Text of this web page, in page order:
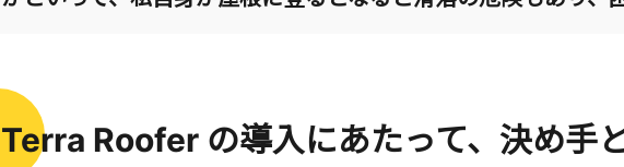
Terra Roofer の導入にあたって、決め手